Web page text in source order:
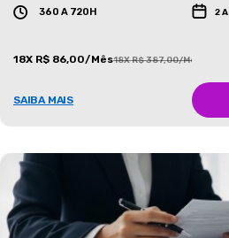
360 A 720H 2
18X R$ 86,00/Mês18X R$ 387,00/Mês
SAIBA MAIS